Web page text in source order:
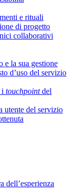
e rituali
di progetto
collaborativi
e la sua gestione
d’uso del servizio
i touchpointdel
utente del servizio
dell’esperienza